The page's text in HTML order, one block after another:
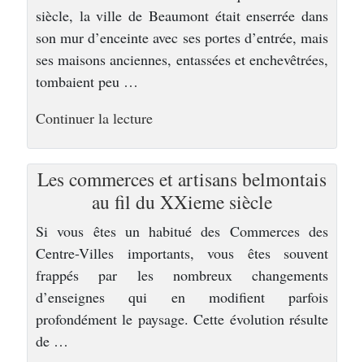
siècle, la ville de Beaumont était enserrée dans
son mur d’enceinte avec ses portes d’entrée, mais
ses maisons anciennes, entassées et enchevêtrées,
tombaient peu …
Continuer la lecturede
ville
d’histoire »
Les commerces et artisans belmontais
au fil du XXieme siècle
Si vous êtes un habitué des Commerces des
Centre-Villes importants, vous êtes souvent
frappés par les nombreux changements
d’enseignes qui en modifient parfois
profondément le paysage. Cette évolution résulte
de …